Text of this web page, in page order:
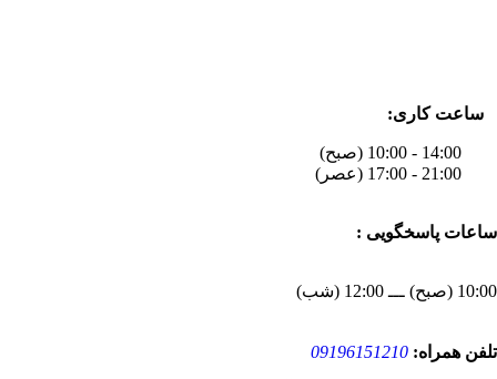
ساعت کاری:
ساعات پاسخگویی :
10:00 (صبح) ـــ 12:00 (شب)
تلفن همراه: 09196151210